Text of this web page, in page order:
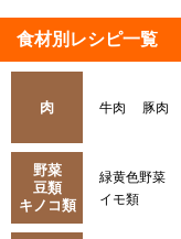
食材別レシピ一覧
肉 牛肉 豚肉
野菜
豆類
キノコ類
緑黄色野菜
イモ類